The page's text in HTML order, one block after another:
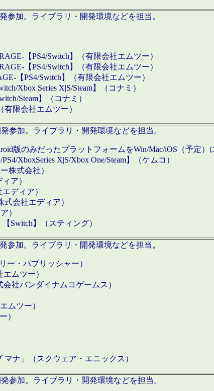
参加。ライブラリ・開発環境などを担当。
【PS4/Switch】（有限会社エムツー）
【PS4/Switch】（有限会社エムツー）
【PS4/Switch】（有限会社エムツー）
Xbox Series X|S/Steam】（コナミ）
Steam】（コナミ）
有限会社エムツー）
参加。ライブラリ・開発環境などを担当。
版のみだったプラットフォームをWin/Mac/iOS（予定）
XboxSeries X|S/Xbox One/Steam】（ケムコ）
株式会社）
ア）
ディア）
会社エディア）
）
Switch】（スティング）
参加。ライブラリ・開発環境などを担当。
ー・パブリッシャー）
ムツー）
社バンダイナムコゲームス）
ムツー）
）
ナ」（スクウェア・エニックス）
参加。ライブラリ・開発環境などを担当。